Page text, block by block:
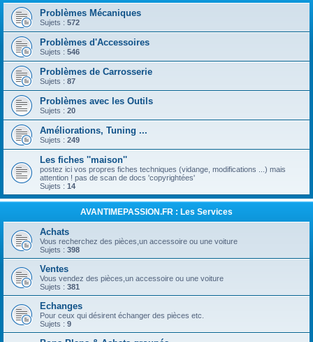
Problèmes Mécaniques
Sujets : 572
Problèmes d'Accessoires
Sujets : 546
Problèmes de Carrosserie
Sujets : 87
Problèmes avec les Outils
Sujets : 20
Améliorations, Tuning ...
Sujets : 249
Les fiches ''maison''
postez ici vos propres fiches techniques (vidange, modifications ...) mais
attention ! pas de scan de docs 'copyrightées'
Sujets : 14
AVANTIMEPASSION.FR : Les Services
Achats
Vous recherchez des pièces,un accessoire ou une voiture
Sujets : 398
Ventes
Vous vendez des pièces,un accessoire ou une voiture
Sujets : 381
Echanges
Pour ceux qui désirent échanger des pièces etc.
Sujets : 9